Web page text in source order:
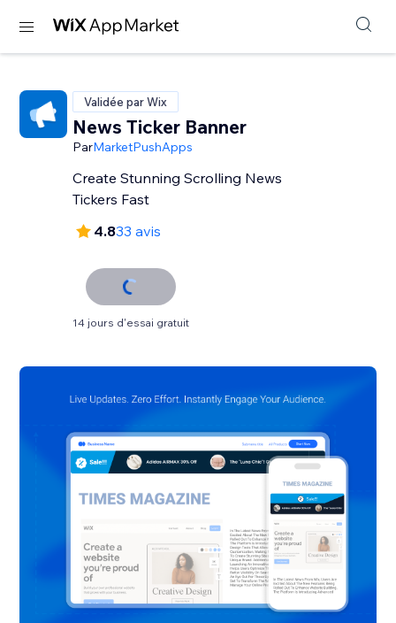
Validée par Wix
News Ticker Banner
ParMarketPushApps
Create Stunning Scrolling News
Tickers Fast
4.833 avis
14 jours d'essai gratuit